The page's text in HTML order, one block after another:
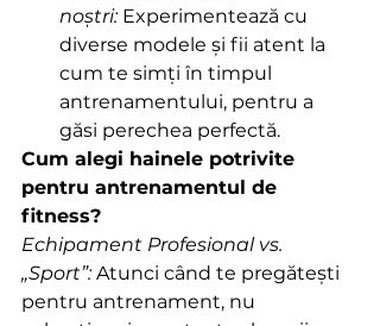
noștri: Experimentează cu
diverse modele și fii atent la
cum te simți în timpul
antrenamentului, pentru a
găsi perechea perfectă.
Cum alegi hainele potrivite
pentru antrenamentul de
fitness?
Echipament Profesional vs.
„Sport”: Atunci când te pregătești
pentru antrenament, nu